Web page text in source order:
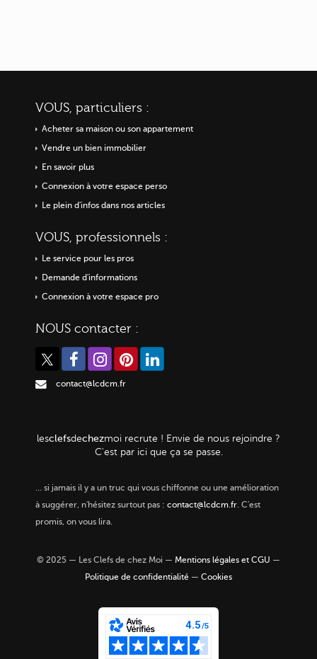
VOUS, particuliers :
Acheter sa maison ou son appartement
Vendre un bien immobilier
En savoir plus
Connexion à votre espace perso
Le plein d'infos dans nos articles
VOUS, professionnels :
Le service pour les pros
Demande d'informations
Connexion à votre espace pro
NOUS contacter :
contact@lcdcm.fr
lesclefsdechezmoi recrute ! Envie de nous rejoindre ?
C'est par ici que ça se passe.
… si jamais il y a un truc qui vous chiffonne ou une amélioration
à suggérer, n'hésitez surtout pas : contact@lcdcm.fr. C'est
promis, on vous lira.
© 2025 — Les Clefs de chez Moi — Mentions légales et CGU —
Politique de confidentialité — Cookies